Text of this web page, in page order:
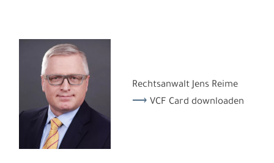
Rechtsanwalt Jens Reime
VCF Card downloaden